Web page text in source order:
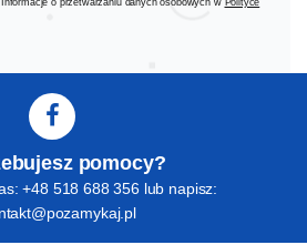
pomocy?
+48 518 688 356 lub napisz: